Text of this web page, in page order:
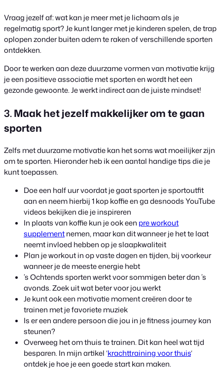
Vraag jezelf af: wat kan je meer met je lichaam als je
regelmatig sport? Je kunt langer met je kinderen spelen, de trap
oplopen zonder buiten adem te raken of verschillende sporten
ontdekken.
Door te werken aan deze duurzame vormen van motivatie krijg
je een positieve associatie met sporten en wordt het een
gezonde gewoonte. Je werkt indirect aan de juiste mindset!
3.Maak het jezelf makkelijker om te gaan
sporten
Zelfs met duurzame motivatie kan het soms wat moeilijker zijn
om te sporten. Hieronder heb ik een aantal handige tips die je
kunt toepassen.
Doe een half uur voordat je gaat sporten je sportoutfit
aan en neem hierbij 1 kop koffie en ga desnoods YouTube
videos bekijken die je inspireren
In plaats van koffie kun je ook een pre workout
supplementnemen, maar kan dit wanneer je het te laat
neemt invloed hebben op je slaapkwaliteit
Plan je workout in op vaste dagen en tijden, bij voorkeur
wanneer je de meeste energie hebt
’s Ochtends sporten werkt voor sommigen beter dan ’s
avonds. Zoek uit wat beter voor jou werkt
Je kunt ook een motivatie moment creëren door te
trainen met je favoriete muziek
Is er een andere persoon die jou in je fitness journey kan
steunen?
Overweeg het om thuis te trainen. Dit kan heel wat tijd
besparen. In mijn artikel ‘krachttraining voor thuis‘
ontdek je hoe je een goede start kan maken.